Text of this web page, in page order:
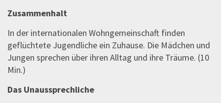
Zusammenhalt
In der internationalen Wohngemeinschaft finden
geflüchtete Jugendliche ein Zuhause. Die Mädchen und
Jungen sprechen über ihren Alltag und ihre Träume. (10
Min.)
Das Unaussprechliche